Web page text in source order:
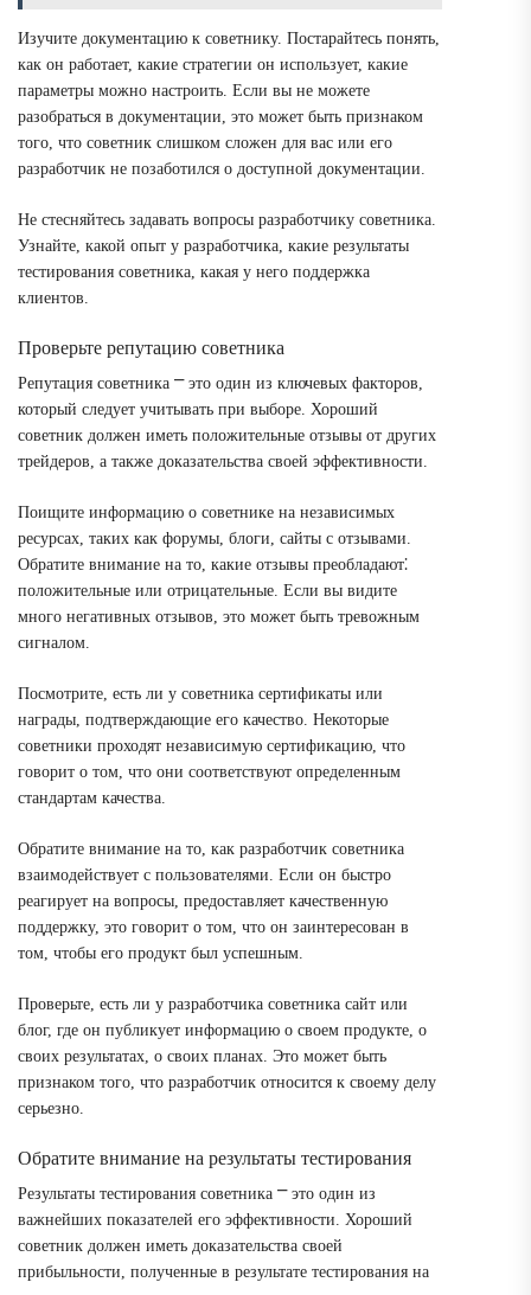
Изучите документацию к советнику. Постарайтесь понять,
как он работает, какие стратегии он использует, какие
параметры можно настроить. Если вы не можете
разобраться в документации, это может быть признаком
того, что советник слишком сложен для вас или его
разработчик не позаботился о доступной документации.
Не стесняйтесь задавать вопросы разработчику советника.
Узнайте, какой опыт у разработчика, какие результаты
тестирования советника, какая у него поддержка
клиентов.
Проверьте репутацию советника
Репутация советника ⎻ это один из ключевых факторов,
который следует учитывать при выборе. Хороший
советник должен иметь положительные отзывы от других
трейдеров, а также доказательства своей эффективности.
Поищите информацию о советнике на независимых
ресурсах, таких как форумы, блоги, сайты с отзывами.
Обратите внимание на то, какие отзывы преобладают⁚
положительные или отрицательные. Если вы видите
много негативных отзывов, это может быть тревожным
сигналом.
Посмотрите, есть ли у советника сертификаты или
награды, подтверждающие его качество. Некоторые
советники проходят независимую сертификацию, что
говорит о том, что они соответствуют определенным
стандартам качества.
Обратите внимание на то, как разработчик советника
взаимодействует с пользователями. Если он быстро
реагирует на вопросы, предоставляет качественную
поддержку, это говорит о том, что он заинтересован в
том, чтобы его продукт был успешным.
Проверьте, есть ли у разработчика советника сайт или
блог, где он публикует информацию о своем продукте, о
своих результатах, о своих планах. Это может быть
признаком того, что разработчик относится к своему делу
серьезно.
Обратите внимание на результаты тестирования
Результаты тестирования советника ⎻ это один из
важнейших показателей его эффективности. Хороший
советник должен иметь доказательства своей
прибыльности, полученные в результате тестирования на